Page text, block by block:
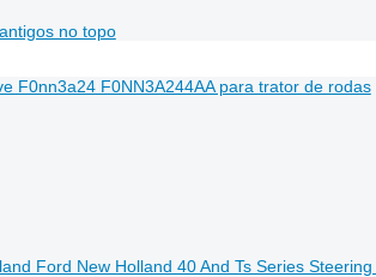
no topo
Ford New Holland 40 And Ts Series Steering